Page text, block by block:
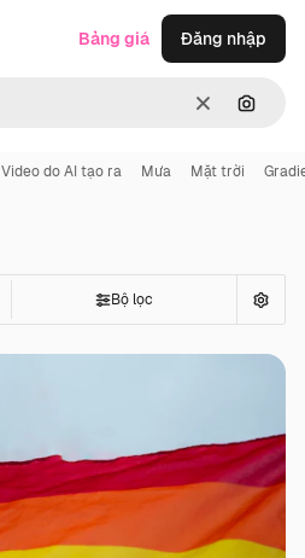
ThôngTìm
Bảng giá Đăng nhập
Video do AI tạo ra Mưa Mặt trời
Bộ lọc